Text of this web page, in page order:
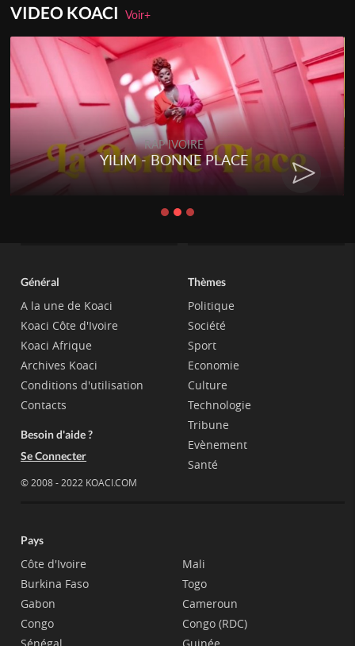
VIDEO KOACIVoir+
RAP IVOIRE
YILIM - BONNE PLACE
Général
A la une de Koaci
Koaci Côte d'Ivoire
Koaci Afrique
Archives Koaci
Conditions d'utilisation
Contacts
Besoin d'aide ?
Se Connecter
© 2008 - 2022 KOACI.COM
Thèmes
Politique
Société
Sport
Economie
Culture
Technologie
Tribune
Evènement
Santé
Pays
Côte d'Ivoire
Burkina Faso
Gabon
Congo
Mali
Togo
Cameroun
Congo (RDC)